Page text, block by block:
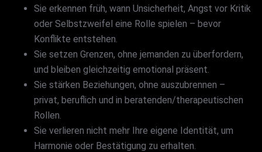
Sie erkennen früh, wann Unsicherheit, Angst vor Kritik
oder Selbstzweifel eine Rolle spielen – bevor
Konflikte entstehen.
Sie setzen Grenzen, ohne jemanden zu überfordern,
und bleiben gleichzeitig emotional präsent.
Sie stärken Beziehungen, ohne auszubrennen –
privat, beruflich und in beratenden/therapeutischen
Rollen.
Sie verlieren nicht mehr Ihre eigene Identität, um
Harmonie oder Bestätigung zu erhalten.